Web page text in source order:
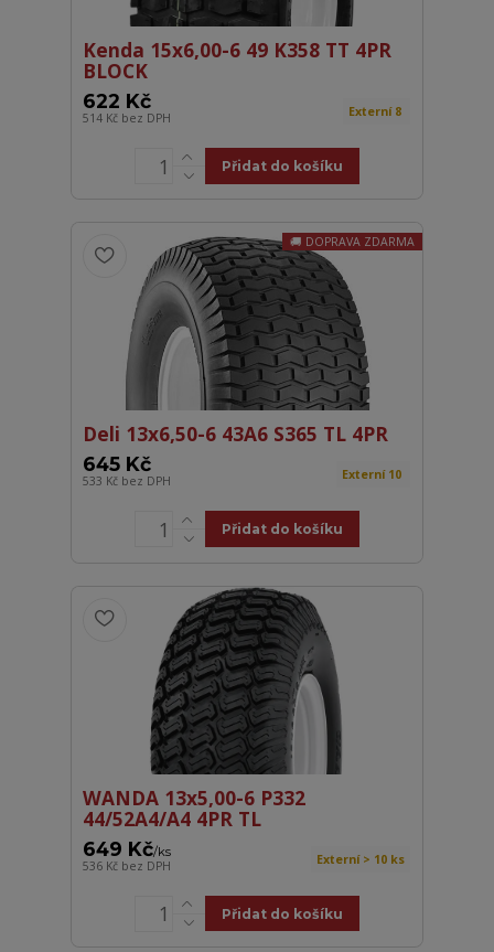
Kenda 15x6,00-6 49 K358 TT 4PR
BLOCK
622 Kč
514 Kč bez DPH Externí 8
Přidat do košíku
DOPRAVA ZDARMA
Deli 13x6,50-6 43A6 S365 TL 4PR
645 Kč
533 Kč bez DPH Externí 10
Přidat do košíku
WANDA 13x5,00-6 P332
44/52A4/A4 4PR TL
649 Kč/ks
536 Kč bez DPH Externí > 10 ks
Přidat do košíku